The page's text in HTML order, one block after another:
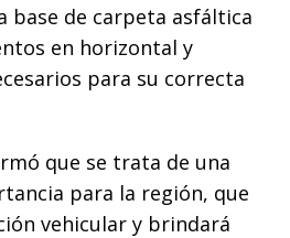
base de carpeta asfáltica
en horizontal y
para su correcta
que se trata de una
para la región, que
vehicular y brindará